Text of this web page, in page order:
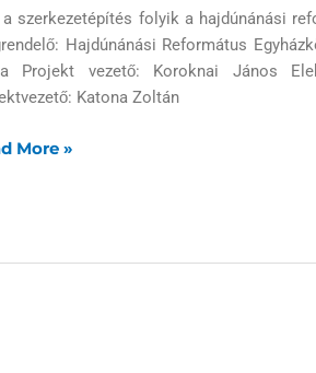
a szerkezetépítés folyik a hajdúnánási
Hajdúnánási Református
Projekt vezető: Koroknai János
Katona Zoltán
More »